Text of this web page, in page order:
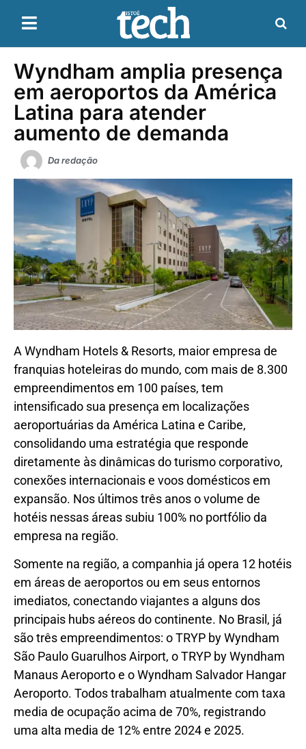
Wyndham amplia presença
em aeroportos da América
Latina para atender
aumento de demanda
Da redação
A Wyndham Hotels & Resorts, maior empresa de
franquias hoteleiras do mundo, com mais de 8.300
empreendimentos em 100 países, tem
intensificado sua presença em localizações
aeroportuárias da América Latina e Caribe,
consolidando uma estratégia que responde
diretamente às dinâmicas do turismo corporativo,
conexões internacionais e voos domésticos em
expansão. Nos últimos três anos o volume de
hotéis nessas áreas subiu 100% no portfólio da
empresa na região.
Somente na região, a companhia já opera 12 hotéis
em áreas de aeroportos ou em seus entornos
imediatos, conectando viajantes a alguns dos
principais hubs aéreos do continente. No Brasil, já
são três empreendimentos: o TRYP by Wyndham
São Paulo Guarulhos Airport, o TRYP by Wyndham
Manaus Aeroporto e o Wyndham Salvador Hangar
Aeroporto. Todos trabalham atualmente com taxa
media de ocupação acima de 70%, registrando
uma alta media de 12% entre 2024 e 2025.